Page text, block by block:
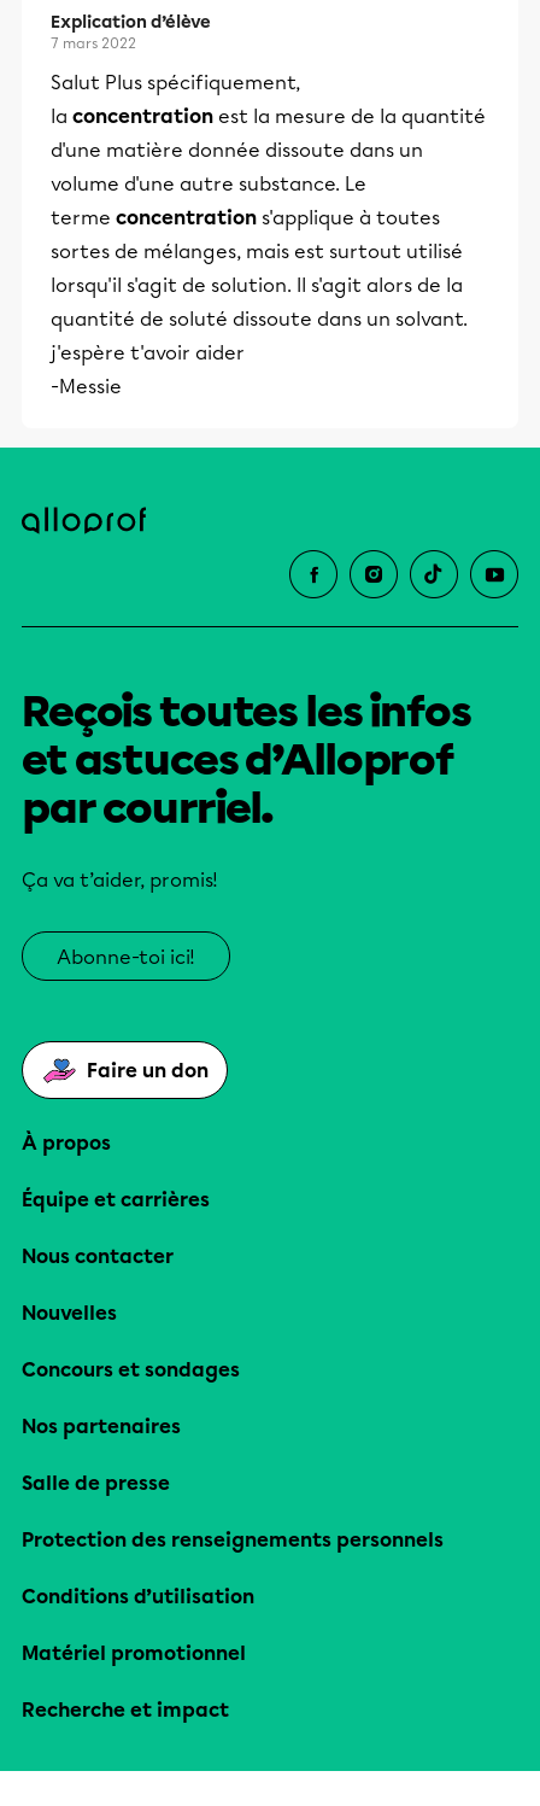
Explication d’élève
7 mars 2022
Salut Plus spécifiquement,
la concentration est la mesure de la quantité
d'une matière donnée dissoute dans un
volume d'une autre substance. Le
terme concentration s'applique à toutes
sortes de mélanges, mais est surtout utilisé
lorsqu'il s'agit de solution. Il s'agit alors de la
quantité de soluté dissoute dans un solvant.
j'espère t'avoir aider
-Messie
Reçois toutes les infos
et astuces d’Alloprof
par courriel.
Ça va t’aider, promis!
Abonne-toi ici!
Faire un don
À propos
Équipe et carrières
Nous contacter
Nouvelles
Concours et sondages
Nos partenaires
Salle de presse
Protection des renseignements personnels
Conditions d’utilisation
Matériel promotionnel
Recherche et impact